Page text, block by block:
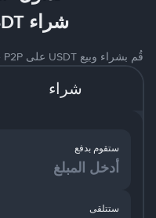
شراء USDT مقابل INR
قُم بشراء وبيع USDT على Binance P2P باستخدام العديد من طرق الدفع
شراء
ستقوم بدفع
ستتلقى